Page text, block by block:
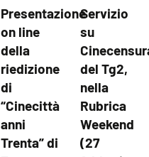
Presentazione
on line
della
riedizione
di
“Cinecittà
anni
Trenta” di
Servizio
su
del Tg2,
nella
Rubrica
Weekend
(27